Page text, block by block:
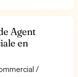
Agent
en
/